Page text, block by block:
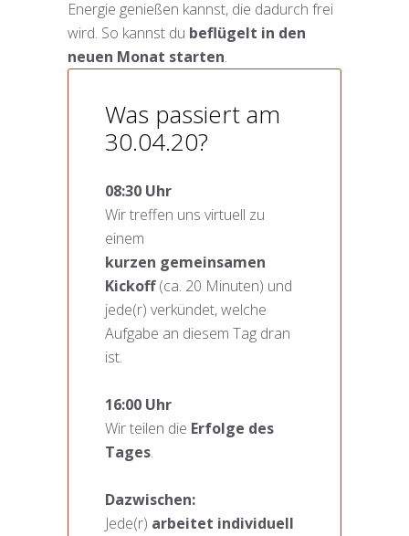
Energie genießen kannst, die dadurch frei
wird. So kannst du beflügelt in den
neuen Monat starten.
Was passiert am
30.04.20?
08:30 Uhr
Wir treffen uns virtuell zu
einem
kurzen gemeinsamen
Kickoff(ca. 20 Minuten) und
jede(r) verkündet, welche
Aufgabe an diesem Tag dran
ist.
16:00 Uhr
Wir teilen die Erfolge des
Tages.
Dazwischen:
Jede(r) arbeitet individuell